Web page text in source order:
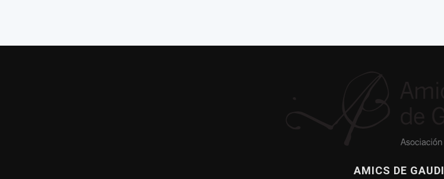
AMICS DE GAUDI
Asamblea de Amics de Gaudí, 2017